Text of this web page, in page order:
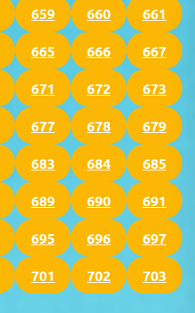
659 660 661
665 666 667
671 672 673
677 678 679
683 684 685
689 690 691
695 696 697
701 702 703